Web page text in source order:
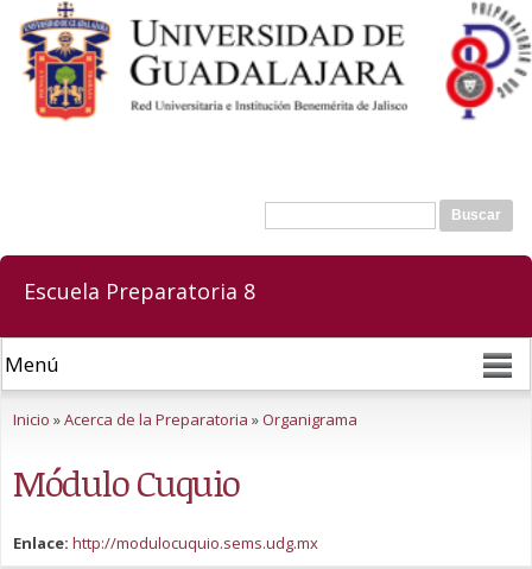
contenido
principal
Formulario de búsqueda
Buscar
Escuela Preparatoria 8
Inicio »Acerca de la Preparatoria »Organigrama
Módulo Cuquio
Enlace: http://modulocuquio.sems.udg.mx